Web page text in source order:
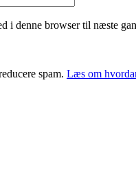
i denne browser til næste
spam. Læs om